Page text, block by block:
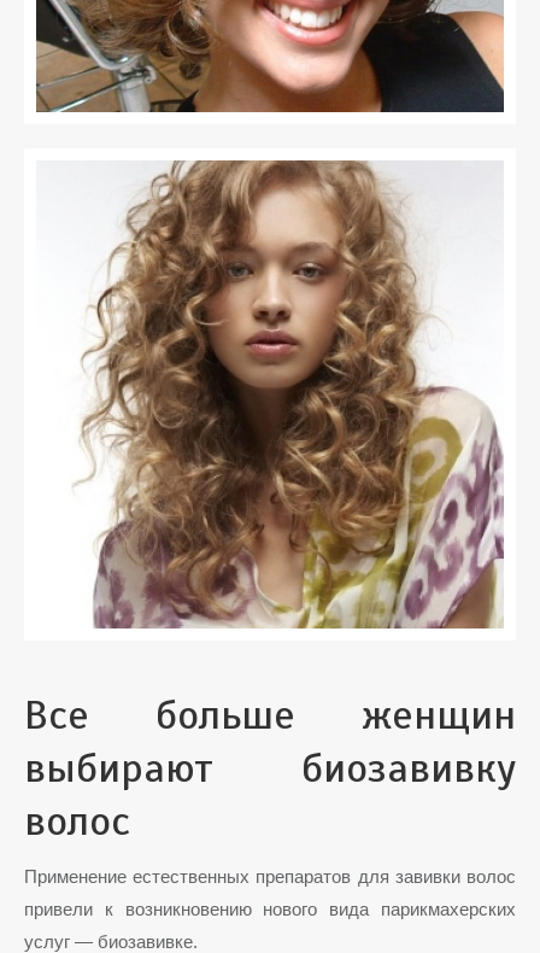
Все больше женщин
выбирают биозавивку
волос
Применение естественных препаратов для завивки волос
привели к возникновению нового вида парикмахерских
услуг — биозавивке.